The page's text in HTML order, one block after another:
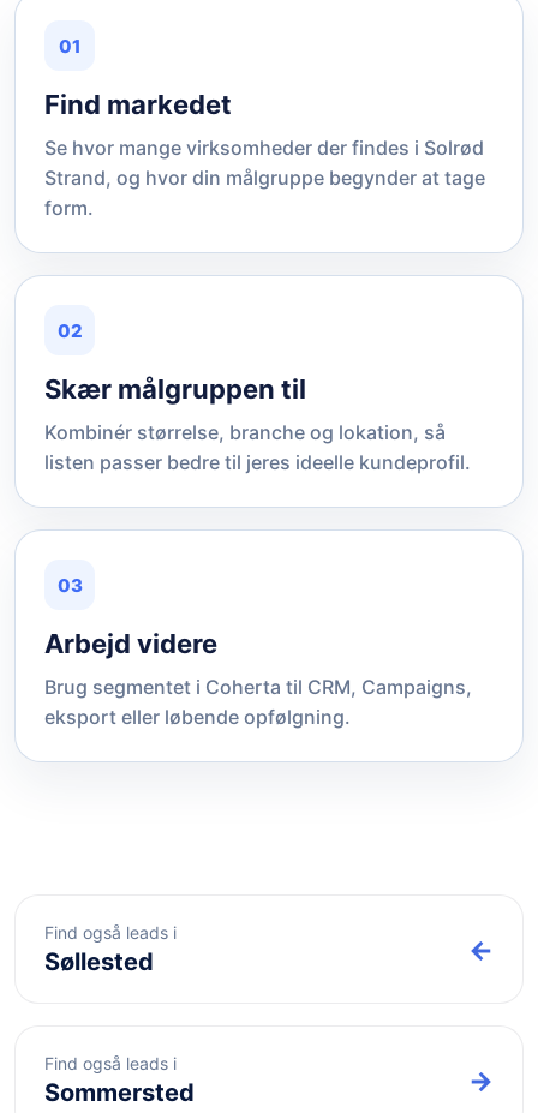
01
Find markedet
Se hvor mange virksomheder der findes i Solrød
Strand, og hvor din målgruppe begynder at tage
form.
02
Skær målgruppen til
Kombinér størrelse, branche og lokation, så
listen passer bedre til jeres ideelle kundeprofil.
03
Arbejd videre
Brug segmentet i Coherta til CRM, Campaigns,
eksport eller løbende opfølgning.
Find også leads i
Søllested ←
Find også leads i
Sommersted →